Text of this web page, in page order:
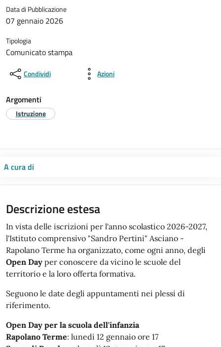
Data di Pubblicazione
07 gennaio 2026
Tipologia
Comunicato stampa
Condividi Azioni
Argomenti
Istruzione
A cura di
Descrizione estesa
In vista delle iscrizioni per l'anno scolastico 2026-2027,
l'Istituto comprensivo "Sandro Pertini" Asciano -
Rapolano Terme ha organizzato, come ogni anno, degli
Open Day per conoscere da vicino le scuole del
territorio e la loro offerta formativa.
Seguono le date degli appuntamenti nei plessi di
riferimento.
Open Day per la scuola dell'infanzia
Rapolano Terme: lunedì 12 gennaio ore 17